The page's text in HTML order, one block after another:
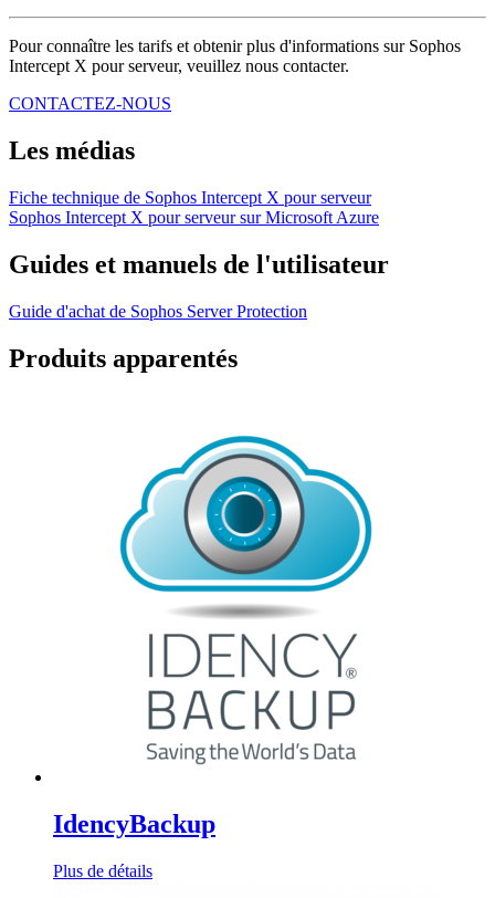
Pour connaître les tarifs et obtenir plus d'informations sur Sophos
Intercept X pour serveur, veuillez nous contacter.
CONTACTEZ-NOUS
Les médias
Fiche technique de Sophos Intercept X pour serveur
Sophos Intercept X pour serveur sur Microsoft Azure
Guides et manuels de l'utilisateur
Guide d'achat de Sophos Server Protection
Produits apparentés
IdencyBackup
Plus de détails